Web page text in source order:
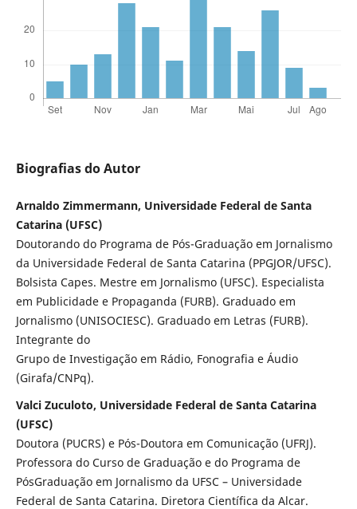
Biografias do Autor
Arnaldo Zimmermann, Universidade Federal de Santa
Catarina (UFSC)
Doutorando do Programa de Pós-Graduação em Jornalismo
da Universidade Federal de Santa Catarina (PPGJOR/UFSC).
Bolsista Capes. Mestre em Jornalismo (UFSC). Especialista
em Publicidade e Propaganda (FURB). Graduado em
Jornalismo (UNISOCIESC). Graduado em Letras (FURB).
Integrante do
Grupo de Investigação em Rádio, Fonografia e Áudio
(Girafa/CNPq).
Valci Zuculoto, Universidade Federal de Santa Catarina
(UFSC)
Doutora (PUCRS) e Pós-Doutora em Comunicação (UFRJ).
Professora do Curso de Graduação e do Programa de
PósGraduação em Jornalismo da UFSC – Universidade
Federal de Santa Catarina. Diretora Científica da Alcar.